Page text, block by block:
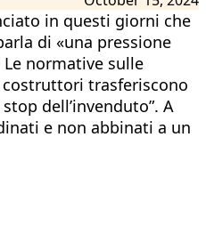
in questi giorni che
di «una pressione
normative sulle
costruttori trasferiscono
dell’invenduto”. A
e non abbinati a un